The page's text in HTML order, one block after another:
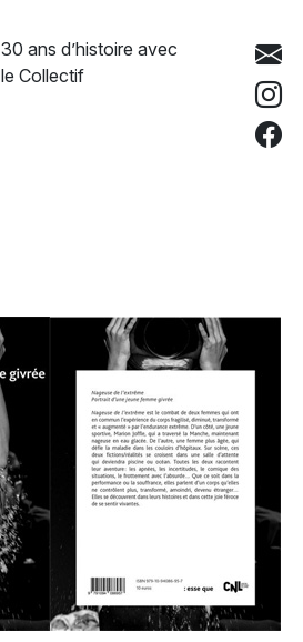
30 ans d’histoire avec
le Collectif